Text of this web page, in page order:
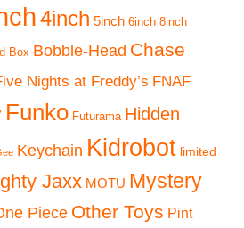
4inch 5inch 6inch 8inch
Box Bobble-Head Chase
Nights at Freddy’s FNAF
Funko Futurama Hidden
Keychain Kidrobot limited
Jaxx MOTU Mystery
Piece Other Toys Pint